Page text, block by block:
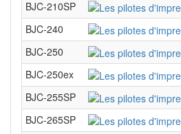
BJC-210SP
BJC-240
BJC-250
BJC-250ex
BJC-255SP
BJC-265SP